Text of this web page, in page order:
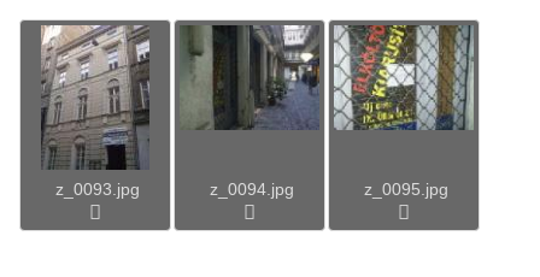
z_0093.jpg z_0094.jpg z_0095.jpg